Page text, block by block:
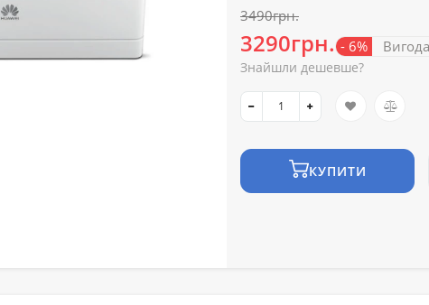
3490грн.
3290грн. - 6% Вигода
Знайшли дешевше?
КУПИТИ